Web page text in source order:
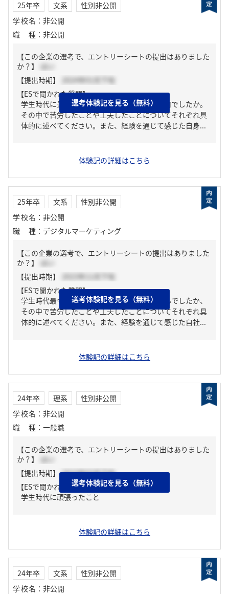
25年卒 文系
性別非公開
学校名 ： 非公開
職種 ： 非公開
【この企業の選考で、エントリーシートの提出はありました
か？】
はい
【提出時期】
2024年01月下旬
【ESで聞かれた質問】
学生時代に最も力を入れて取り組んだことは何でしたか。
その中で苦労したことや工夫したことについてそれぞれ具
体的に述べてください。また、経験を通じて感じた自身...
体験記の詳細はこちら
選考体験記を見る（無料）
25年卒 文系
性別非公開
学校名 ： 非公開
職種 ： デジタルマーケティング
【この企業の選考で、エントリーシートの提出はありました
か？】
はい
【提出時期】
2023年11月下旬
【ESで聞かれた質問】
学生時代最も力を入れて取り組んだことはなんでしたか、
その中で苦労したことや工夫したことについてそれぞれ具
体的に述べてください。また、経験を通じて感じた自社...
体験記の詳細はこちら
選考体験記を見る（無料）
24年卒 理系
性別非公開
学校名 ： 非公開
職種 ： 一般職
【この企業の選考で、エントリーシートの提出はありました
か？】
はい
【提出時期】 2023年03月下旬
【ESで聞かれた質問】
学生時代に頑張ったこと
体験記の詳細はこちら
選考体験記を見る（無料）
24年卒 文系
性別非公開
学校名 ： 非公開